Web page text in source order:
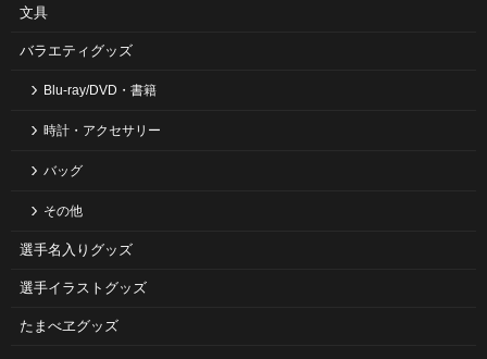
文具
バラエティグッズ
Blu-ray/DVD・書籍
時計・アクセサリー
バッグ
その他
選手名入りグッズ
選手イラストグッズ
たまべヱグッズ